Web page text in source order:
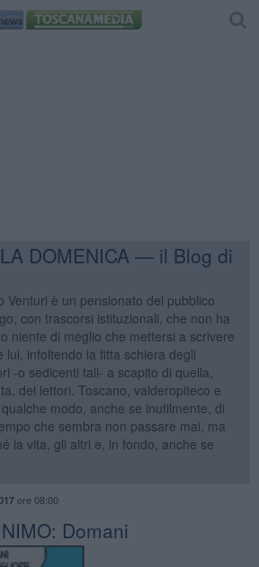
DOMENICA — il Blog di
Venturi è un pensionato del pubblico
con trascorsi istituzionali, che non ha
niente di meglio che mettersi a scrivere
lui, infoltendo la fitta schiera degli
-o sedicenti tali- a scapito di quella,
dei lettori. Toscano, valderopiteco e
modo, anche se inutilmente, di
che sembra non passare mai, ma
la vita, gli altri e, in fondo, anche se
ore 08:00
Domani